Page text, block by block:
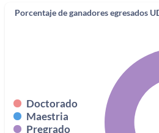
Doctorado
Maestria
Pregrado